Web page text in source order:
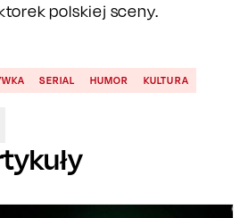
polskiej sceny.
SERIAL HUMOR KULTURA